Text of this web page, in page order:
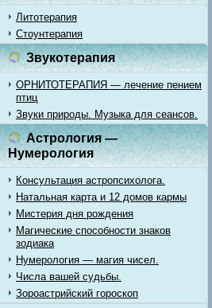
Литотерапия
Стоунтерапия
Звукотерапия
ОРНИТОТЕРАПИЯ — лечение пением
птиц
Звуки природы. Музыка для сеансов.
Астрология —
Нумерология
Консультация астропсихолога.
Натальная карта и 12 домов кармы
Мистерия дня рождения
Магические способности знаков
зодиака
Нумерология — магия чисел.
Числа вашей судьбы.
Зороастрийский гороскоп